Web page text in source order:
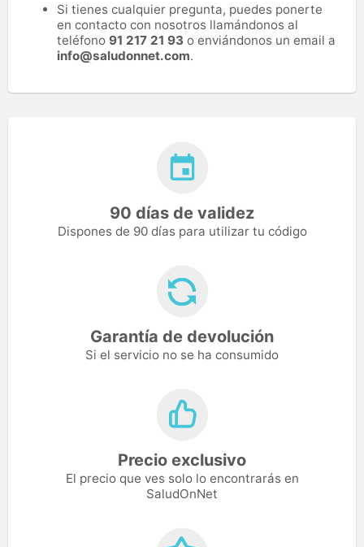
Si tienes cualquier pregunta, puedes ponerte
en contacto con nosotros llamándonos al
teléfono 91 217 21 93 o enviándonos un email a
info@saludonnet.com.
90 días de validez
Dispones de 90 días para utilizar tu código
Garantía de devolución
Si el servicio no se ha consumido
Precio exclusivo
El precio que ves solo lo encontrarás en
SaludOnNet